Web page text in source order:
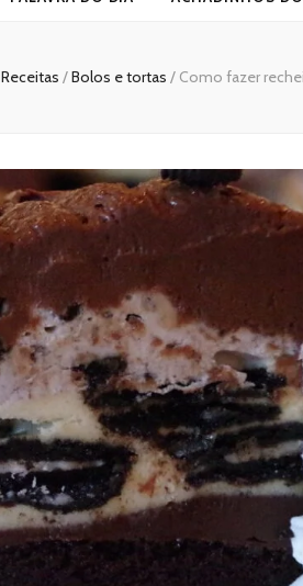
Receitas /Bolos e tortas / Como fazer